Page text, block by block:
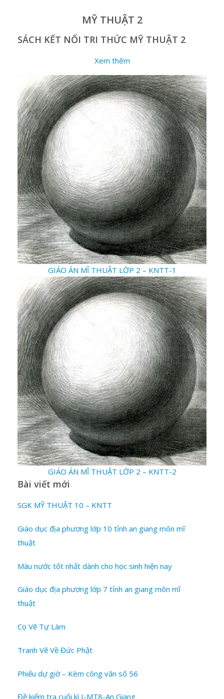
MỸ THUẬT 2
SÁCH KẾT NỐI TRI THỨC MỸ THUẬT 2
Xem thêm
GIÁO ÁN MĨ THUẬT LỚP 2 – KNTT-1
GIÁO ÁN MĨ THUẬT LỚP 2 – KNTT-2
Bài viết mới
SGK MỸ THUẬT 10 – KNTT
Giáo dục địa phương lớp 10 tỉnh an giang môn mĩ
thuật
Màu nước tốt nhất dành cho học sinh hiện nay
Giáo dục địa phương lớp 7 tỉnh an giang môn mĩ
thuật
Cọ Vẽ Tự Làm
Tranh Vẽ Về Đức Phật
Phiếu dự giờ – Kèm công văn số 56
Đề kiểm tra cuối kì I-MT8-An Giang